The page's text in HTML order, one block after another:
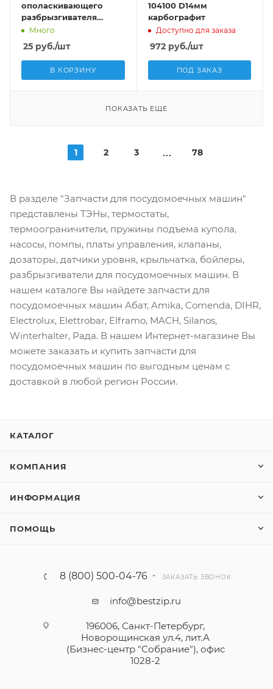
ополаскивающего
разбрызгивателя
FAGOR FI Q042021000
Много
25 руб./шт
В КОРЗИНУ
104100 D14мм
карбографит
Доступно для заказа
972руб./шт
ПОД ЗАКАЗ
ПОКАЗАТЬ ЕЩЕ
1 2 3 78
В разделе "Запчасти для посудомоечных машин"
представлены ТЭНы, термостаты,
термоограничители, пружины подъема купола,
насосы, помпы, платы управления, клапаны,
дозаторы, датчики уровня, крыльчатка, бойлеры,
разбрызгиватели для посудомоечных машин. В
нашем каталоге Вы найдете запчасти для
посудомоечных машин Абат, Amika, Comenda, DIHR,
Electrolux, Elettrobar, Elframo, MACH, Silanos,
Winterhalter, Рада. В нашем Интернет-магазине Вы
можете заказать и купить запчасти для
посудомоечных машин по выгодным ценам с
доставкой в любой регион России.
КАТАЛОГ
КОМПАНИЯ
ИНФОРМАЦИЯ
ПОМОЩЬ
8 (800) 500-04-76 ЗАКАЗАТЬ ЗВОНОК
info@bestzip.ru
196006, Санкт-Петербург,
Новорощинская ул.4, лит.А
(Бизнес-центр "Собрание"), офис
1028-2